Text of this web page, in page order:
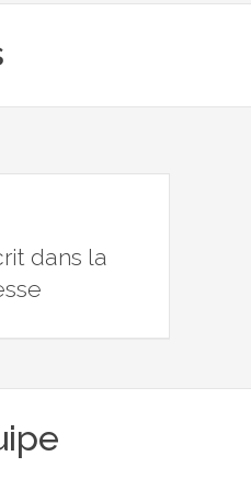
dans la